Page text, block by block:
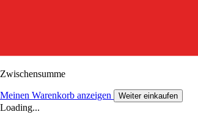
Zwischensumme
Meinen Warenkorb anzeigen Weiter einkaufen
Loading...